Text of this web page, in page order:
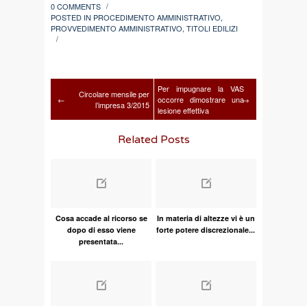
0 COMMENTS /
POSTED IN PROCEDIMENTO AMMINISTRATIVO,
PROVVEDIMENTO AMMINISTRATIVO,TITOLI EDILIZI
/
←
Circolare mensile per
l’impresa 3/2015
Per impugnare la VAS
occorre dimostrare una
lesione effettiva
→
Related Posts
Cosa accade al ricorso se
dopo di esso viene
presentata...
In materia di altezze vi è un
forte potere discrezionale...